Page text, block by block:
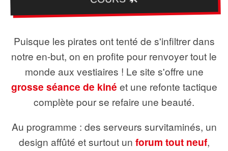
Puisque les pirates ont tenté de s'infiltrer dans
notre en-but, on en profite pour renvoyer tout le
monde aux vestiaires ! Le site s'offre une
grosse séance de kiné et une refonte tactique
complète pour se refaire une beauté.
Au programme : des serveurs survitaminés, un
design affûté et surtout un forum tout neuf,